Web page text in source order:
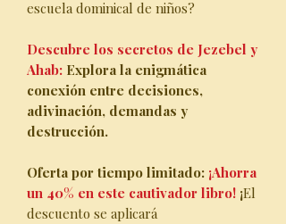
escuela dominical de niños?
Descubre los secretos de Jezebel y
Ahab: Explora la enigmática
conexión entre decisiones,
adivinación, demandas y
destrucción.
Oferta por tiempo limitado: ¡Ahorra
un 40% en este cautivador libro! ¡El
descuento se aplicará